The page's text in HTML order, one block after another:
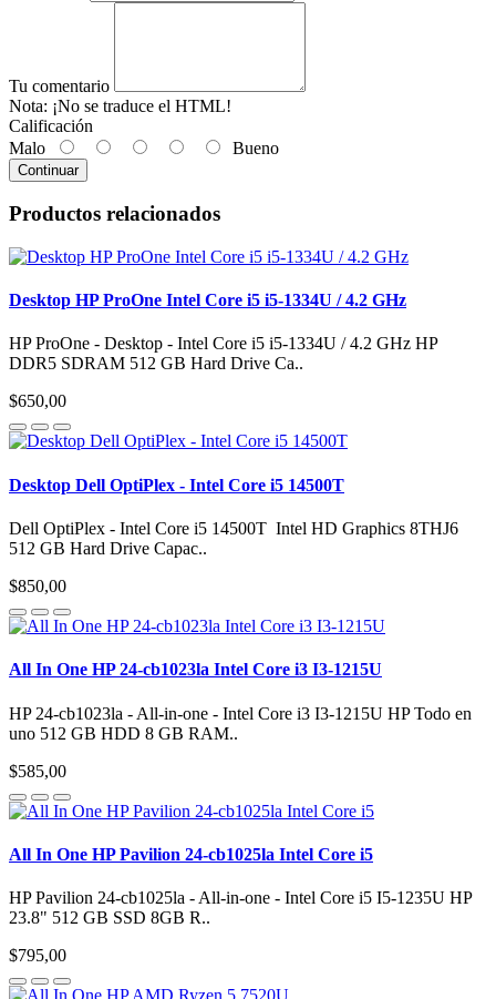
Tu comentario
Nota: ¡No se traduce el HTML!
Calificación
Malo
Bueno
Continuar
Productos relacionados
Desktop HP ProOne Intel Core i5 i5-1334U / 4.2 GHz
HP ProOne - Desktop - Intel Core i5 i5-1334U / 4.2 GHz HP
DDR5 SDRAM 512 GB Hard Drive Ca..
$650,00
Desktop Dell OptiPlex - Intel Core i5 14500T
Dell OptiPlex - Intel Core i5 14500T Intel HD Graphics 8THJ6
512 GB Hard Drive Capac..
$850,00
All In One HP 24-cb1023la Intel Core i3 I3-1215U
HP 24-cb1023la - All-in-one - Intel Core i3 I3-1215U HP Todo en
uno 512 GB HDD 8 GB RAM..
$585,00
All In One HP Pavilion 24-cb1025la Intel Core i5
HP Pavilion 24-cb1025la - All-in-one - Intel Core i5 I5-1235U HP
23.8" 512 GB SSD 8GB R..
$795,00